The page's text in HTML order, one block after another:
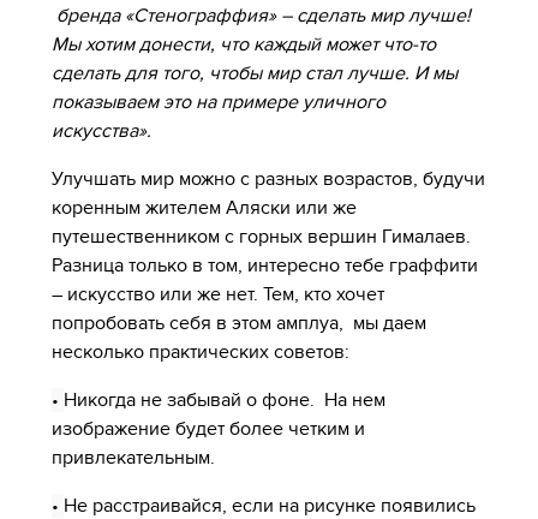
бренда «Стенограффия» – сделать мир лучше!
Мы хотим донести, что каждый может что-то
сделать для того, чтобы мир стал лучше. И мы
показываем это на примере уличного
искусства».
Улучшать мир можно с разных возрастов, будучи
коренным жителем Аляски или же
путешественником с горных вершин Гималаев.
Разница только в том, интересно тебе граффити
– искусство или же нет. Тем, кто хочет
попробовать себя в этом амплуа, мы даем
несколько практических советов:
• Никогда не забывай о фоне. На нем
изображение будет более четким и
привлекательным.
• Не расстраивайся, если на рисунке появились